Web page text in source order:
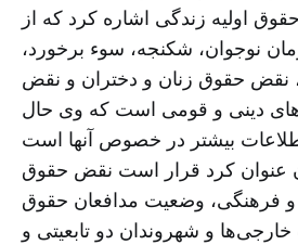
اولیه زندگی اشاره کرد که از
نوجوان، شکنجه، سوء برخورد،
نقض حقوق زنان و دختران و نقض
دینی و قومی است که وی حال
عنوان کرد قرار است نقض حقوق
و فرهنگی، وضعیت مدافعان حقوق
و شهروندان دو تابعیتی و